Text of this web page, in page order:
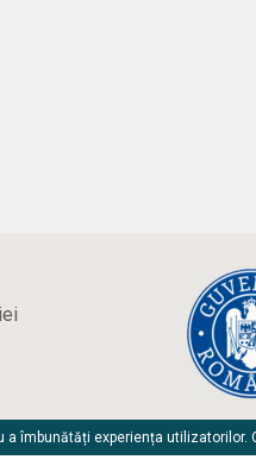
a îmbunătăți experiența